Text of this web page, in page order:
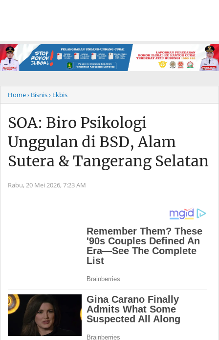
Home› Bisnis› Ekbis
SOA: Biro Psikologi
Unggulan di BSD, Alam
Sutera & Tangerang Selatan
Rabu, 20 Mei 2026, 7:23 AM